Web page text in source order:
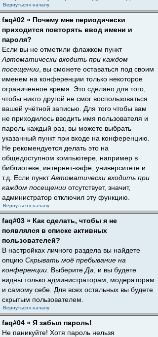
Вернуться к началу
faq#02 » Почему мне периодически
приходится повторять ввод имени и
пароля?
Если вы не отметили флажком пункт
Автоматически входить при каждом
посещении , вы сможете оставаться под своим
именем на конференции только некоторое
ограниченное время. Это сделано для того,
чтобы никто другой не смог воспользоваться
вашей учётной записью. Для того чтобы вам
не приходилось вводить имя пользователя и
пароль каждый раз, вы можете выбрать
указанный пункт при входе на конференцию.
Не рекомендуется делать это на
общедоступном компьютере, например в
библиотеке, интернет-кафе, университете и
т.д. Если пунктАвтоматически входить при
каждом посещении отсутствует, значит,
администратор отключил эту функцию.
Вернуться к началу
faq#03 » Как сделать, чтобы я не
появлялся в списке активных
пользователей?
В настройках личного раздела вы найдете
опцию Скрывать моё пребывание на
конференции . Выберите Да , и вы будете
видны только администраторам, модераторам
и самому себе. Для всех остальных вы будете
скрытым пользователем.
Вернуться к началу
faq#04 » Я забыл пароль!
Не паникуйте! Хотя пароль нельзя